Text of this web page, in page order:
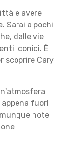
e avere
Sarai a pochi
dalle vie
iconici. È
scoprire Cary
fuori
hotel